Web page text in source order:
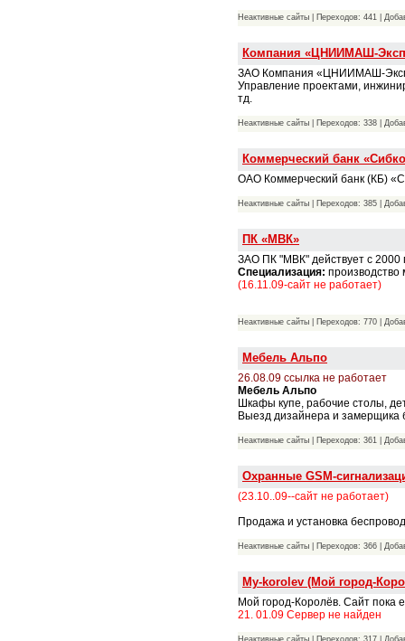
Неактивные сайты | Переходов: 441 |
Компания «ЦНИИМАШ-
ЗАО Компания «ЦНИИМАШ-
Управление проектами,
тд.
Неактивные сайты | Переходов: 338 |
Коммерческий банк
ОАО Коммерческий банк (КБ)
Неактивные сайты | Переходов: 385 |
ПК «МВК»
ЗАО ПК "МВК" действует с 2000
Специализация: производство
(16.11.09-сайт не работает)
Неактивные сайты | Переходов: 770 |
Мебель Альпо
26.08.09 ссылка не работает
Мебель Альпо
Шкафы купе, рабочие столы,
Выезд дизайнера и замерщика
Неактивные сайты | Переходов: 361 |
Охранные GSM-
(23.10..09--сайт не работает)
Продажа и установка
Неактивные сайты | Переходов: 366 |
My-korolev (Мой город-
Мой город-Королёв. Сайт пока
21. 01.09 Сервер не найден
Неактивные сайты | Переходов: 317 |